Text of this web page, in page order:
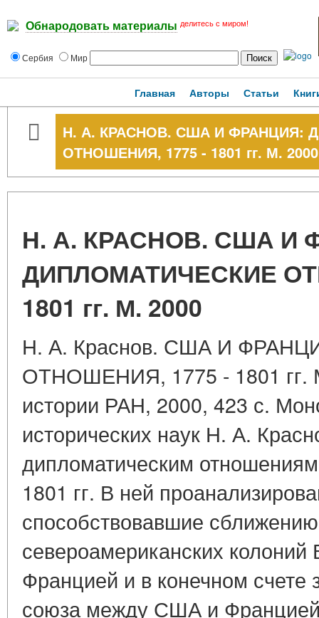
Обнародовать материалы делитесь с миром!
Сербия Мир
Главная Авторы Статьи
Н. А. КРАСНОВ. США И ФРАНЦИЯ:
ОТНОШЕНИЯ, 1775 - 1801 гг. М. 2000
Н. А. КРАСНОВ. США И
ДИПЛОМАТИЧЕСКИЕ
1801 гг. М. 2000
Н. А. Краснов. США И
ОТНОШЕНИЯ, 1775 - 1801 гг.
истории РАН, 2000, 423 с.
исторических наук Н. А.
дипломатическим
1801 гг. В ней
способствовавшие
североамериканских колоний
Францией и в конечном счете
союза между США и